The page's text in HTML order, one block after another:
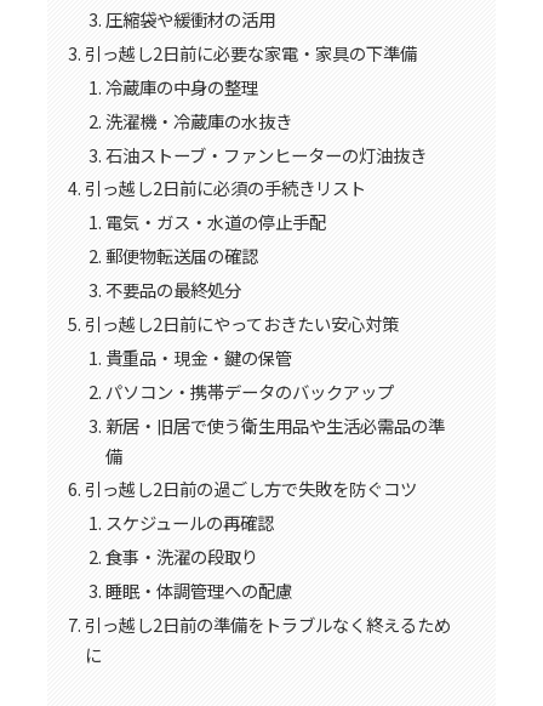
圧縮袋や緩衝材の活用
引っ越し2日前に必要な家電・家具の下準備
冷蔵庫の中身の整理
洗濯機・冷蔵庫の水抜き
石油ストーブ・ファンヒーターの灯油抜き
引っ越し2日前に必須の手続きリスト
電気・ガス・水道の停止手配
郵便物転送届の確認
不要品の最終処分
引っ越し2日前にやっておきたい安心対策
貴重品・現金・鍵の保管
パソコン・携帯データのバックアップ
新居・旧居で使う衛生用品や生活必需品の準
備
引っ越し2日前の過ごし方で失敗を防ぐコツ
スケジュールの再確認
食事・洗濯の段取り
睡眠・体調管理への配慮
引っ越し2日前の準備をトラブルなく終えるため
に